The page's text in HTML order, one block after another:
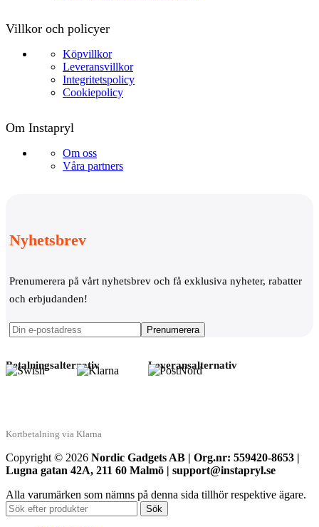
Villkor och policyer
Köpvillkor
Leveransvillkor
Integritetspolicy
Cookiepolicy
Om Instapryl
Om oss
Våra partners
Nyhetsbrev
Prenumerera på vårt nyhetsbrev och få exklusiva nyheter, rabatter
och erbjudanden!
Betalningsalternativ
Kortbetalning via Klarna
Leveransalternativ
Copyright © 2026 Nordic Gadgets AB | Org.nr: 559420-8653 |
Lugna gatan 42A, 211 60 Malmö | support@instapryl.se
Alla varumärken som nämns på denna sida tillhör respektive ägare.
Sök